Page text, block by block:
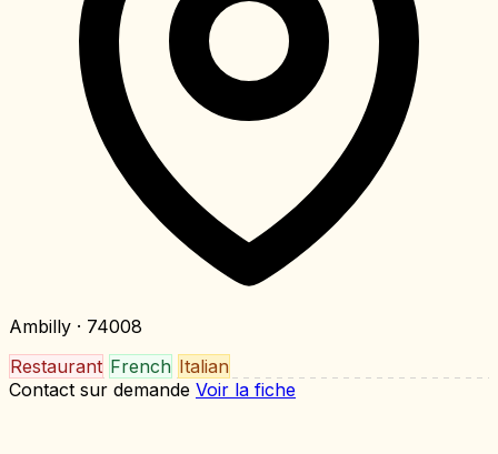
Ambilly · 74008
Restaurant French Italian
Contact sur demande Voir la fiche